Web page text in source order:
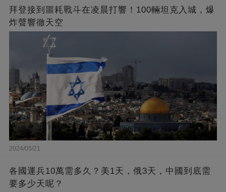
拜登接到噩耗戰斗在凌晨打響！100輛坦克入城，爆
炸聲響徹天空
2024/05/21
各國運兵10萬需多久？美1天，俄3天，中國到底需
要多少天呢？